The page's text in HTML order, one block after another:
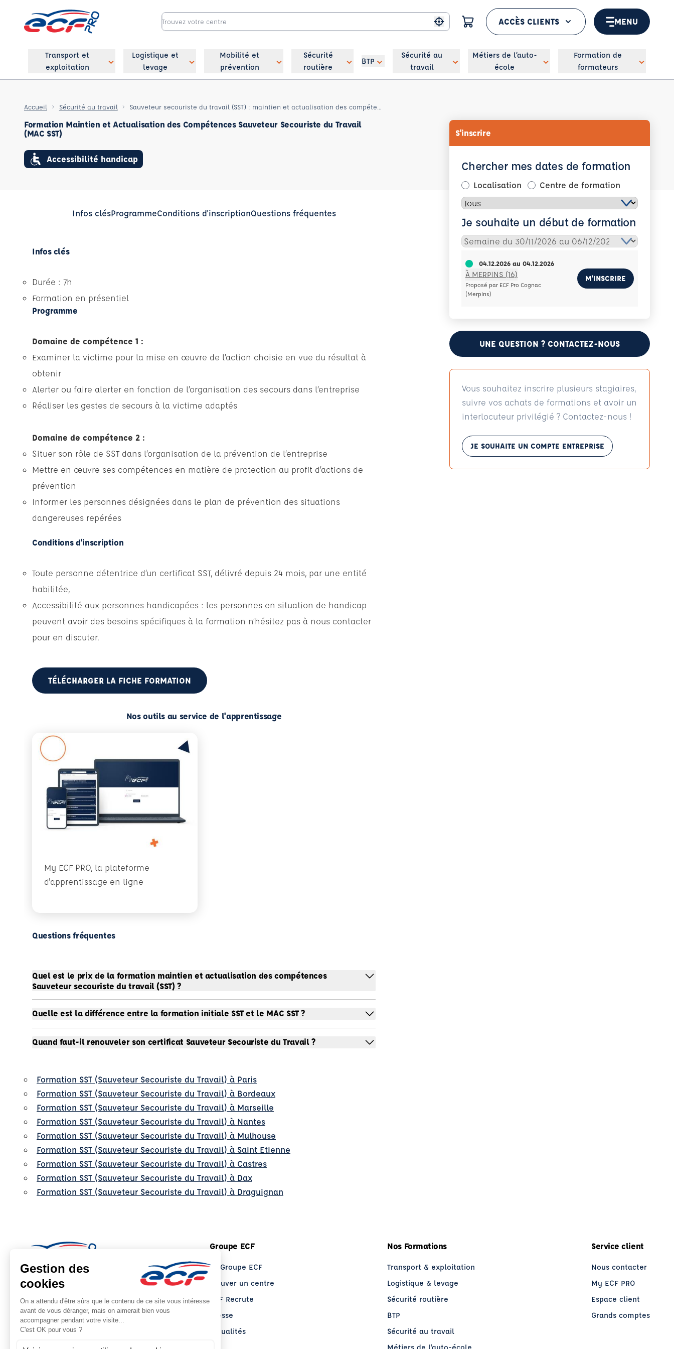
Me géolocaliser
ACCÈS CLIENTS MENU
Transport et
exploitation
Logistique et
levage
Mobilité et
prévention
Sécurité
routière
BTP
Sécurité au
travail
Métiers de l’auto-
école
Formation de
formateurs
Accueil Sécurité au travail
Formation Maintien et Actualisation des Compétences Sauveteur Secouriste du Travail
(MAC SST)
Accessibilité handicap
Infos clésProgrammeConditions d'inscriptionQuestions fréquentes
Infos clés
Durée : 7h
Formation en présentiel
Programme
Domaine de compétence 1 :
Examiner la victime pour la mise en œuvre de l’action choisie en vue du résultat à
obtenir
Alerter ou faire alerter en fonction de l’organisation des secours dans l’entreprise
Réaliser les gestes de secours à la victime adaptés
Domaine de compétence 2 :
Situer son rôle de SST dans l’organisation de la prévention de l’entreprise
Mettre en œuvre ses compétences en matière de protection au profit d’actions de
prévention
Informer les personnes désignées dans le plan de prévention des situations
dangereuses repérées
Conditions d'inscription
Toute personne détentrice d’un certificat SST, délivré depuis 24 mois, par une entité
habilitée,
Accessibilité aux personnes handicapées : les personnes en situation de handicap
peuvent avoir des besoins spécifiques à la formation n’hésitez pas à nous contacter
pour en discuter.
TÉLÉCHARGER LA FICHE FORMATION
Nos outils au service de l'apprentissage
My ECF PRO, la plateforme
d'apprentissage en ligne
Questions fréquentes
Quel est le prix de la formation maintien et actualisation des compétences
Sauveteur secouriste du travail (SST) ?
Quelle est la différence entre la formation initiale SST et le MAC SST ?
Quand faut-il renouveler son certificat Sauveteur Secouriste du Travail ?
Formation SST (Sauveteur Secouriste du Travail) à Paris
Formation SST (Sauveteur Secouriste du Travail) à Bordeaux
Formation SST (Sauveteur Secouriste du Travail) à Marseille
Formation SST (Sauveteur Secouriste du Travail) à Nantes
Formation SST (Sauveteur Secouriste du Travail) à Mulhouse
Formation SST (Sauveteur Secouriste du Travail) à Saint Etienne
Formation SST (Sauveteur Secouriste du Travail) à Castres
Formation SST (Sauveteur Secouriste du Travail) à Dax
Formation SST (Sauveteur Secouriste du Travail) à Draguignan
S'inscrire
Chercher mes dates de formation
Localisation Centre de formation
Je souhaite un début de formation
04.12.2026 au 04.12.2026
À MERPINS (16)
Proposé par ECF Pro Cognac
(Merpins)
M'INSCRIRE
UNE QUESTION ? CONTACTEZ-NOUS
Vous souhaitez inscrire plusieurs stagiaires,
suivre vos achats de formations et avoir un
interlocuteur privilégié ? Contactez-nous !
JE SOUHAITE UN COMPTE ENTREPRISE
Groupe ECF
Le Groupe ECF
Trouver un centre
ECF Recrute
Presse
Actualités
Nos Formations
Transport & exploitation
Logistique & levage
Sécurité routière
BTP
Sécurité au travail
Service client
Nous contacter
My ECF PRO
Espace client
Grands comptes